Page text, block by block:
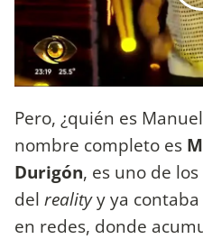
Pero, ¿quién es
nombre completo es
Durigón, es uno de
del realityy ya
en redes, donde